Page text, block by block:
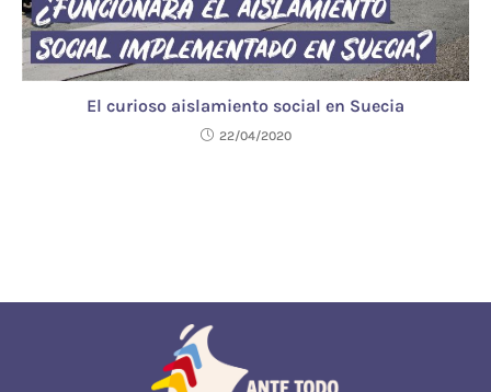
El curioso aislamiento social en Suecia
22/04/2020